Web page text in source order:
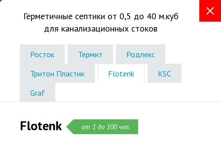
Звоните без выходных
с 10:00 до 19:00
Телефон в г.Уфа
Герметичные септики от 0,5 до 40 м.куб
для канализационных стоков
Росток Термит
Родлекс
Тритон Пластик
Flotenk
KSC
Graf
Flotenk от 1 до 100 чел.